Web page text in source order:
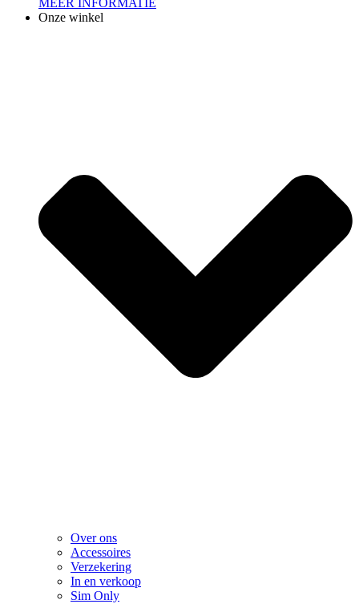
MEER INFORMATIE
Onze winkel
Over ons
Accessoires
Verzekering
In en verkoop
Sim Only